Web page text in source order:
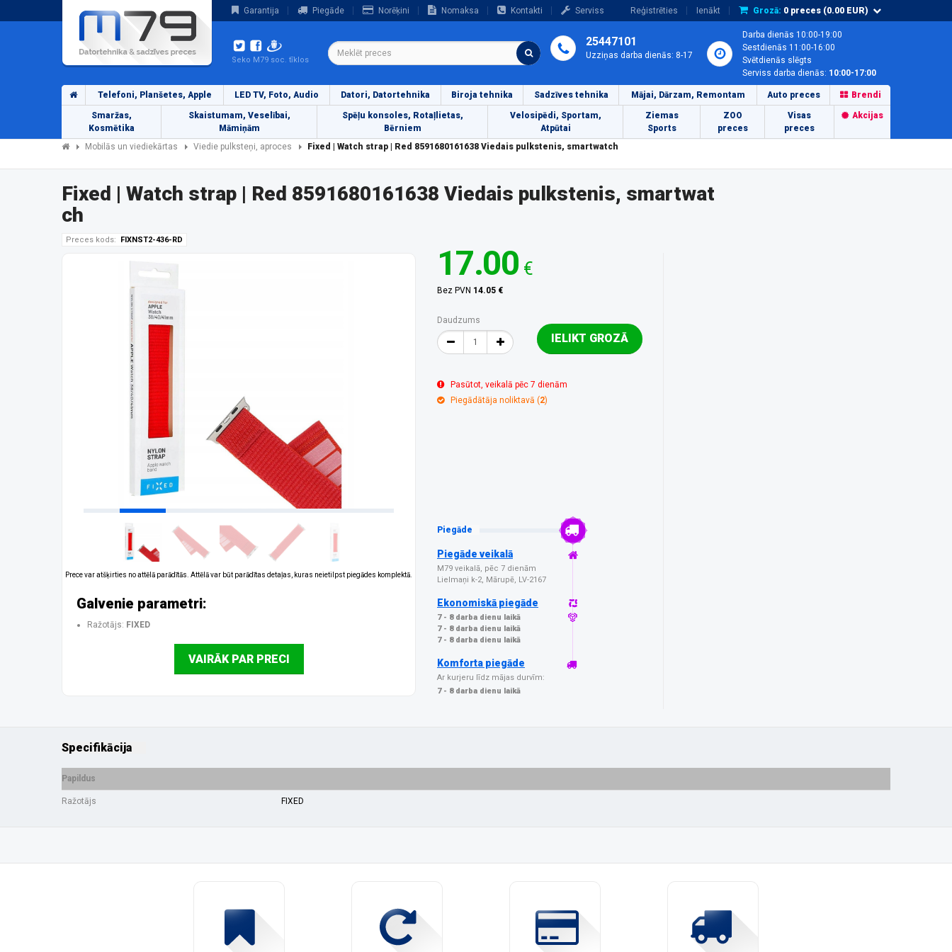
Garantija Piegāde Norēķini Nomaksa Kontakti Serviss Reģistrēties Ienākt Grozā: 0 preces (0.00 EUR)
Seko M79 soc. tīklos
25447101
Uzziņas darba dienās: 8-17
Darba dienās 10:00-19:00
Sestdienās 11:00-16:00
Svētdienās slēgts
Serviss darba dienās: 10:00-17:00
Telefoni, Planšetes, Apple LED TV, Foto, Audio Datori, Datortehnika Biroja tehnika Sadzīves tehnika Mājai, Dārzam, Remontam Auto preces Brendi
Smaržas,
Kosmētika
Skaistumam, Veselībai,
Māmiņām
Spēļu konsoles, Rotaļlietas,
Bērniem
Velosipēdi, Sportam,
Atpūtai
Ziemas
Sports
ZOO
preces
Visas
preces
Akcijas
Mobilās un viediekārtas Viedie pulksteņi, aproces Fixed | Watch strap | Red 8591680161638 Viedais pulkstenis, smartwatch
Fixed | Watch strap | Red 8591680161638 Viedais pulkstenis, smartwat
ch
Preces kods: FIXNST2-436-RD
Prece var atšķirties no attēlā parādītās. Attēlā var būt parādītas detaļas, kuras neietilpst piegādes komplektā.
Galvenie parametri:
Ražotājs: FIXED
VAIRĀK PAR PRECI
17.00 €
Bez PVN 14.05 €
Daudzums
IELIKT GROZĀ
Pasūtot, veikalā pēc 7 dienām
Piegādātāja noliktavā (2)
Piegāde
Piegāde veikalā
M79 veikalā, pēc 7 dienām
Lielmaņi k-2, Mārupē, LV-2167
Ekonomiskā piegāde
7 - 8 darba dienu laikā
7 - 8 darba dienu laikā
7 - 8 darba dienu laikā
Komforta piegāde
Ar kurjeru līdz mājas durvīm:
7 - 8 darba dienu laikā
Specifikācija
Papildus
Ražotājs FIXED